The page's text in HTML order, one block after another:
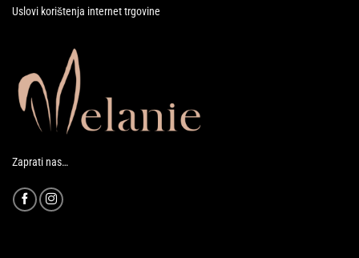
Uslovi korištenja internet trgovine
Zaprati nas…